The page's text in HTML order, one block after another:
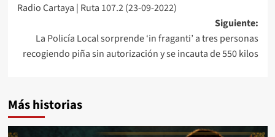
Radio Cartaya | Ruta 107.2 (23-09-2022)
Siguiente:
La Policía Local sorprende ‘in fraganti’ a tres personas
recogiendo piña sin autorización y se incauta de 550 kilos
Más historias